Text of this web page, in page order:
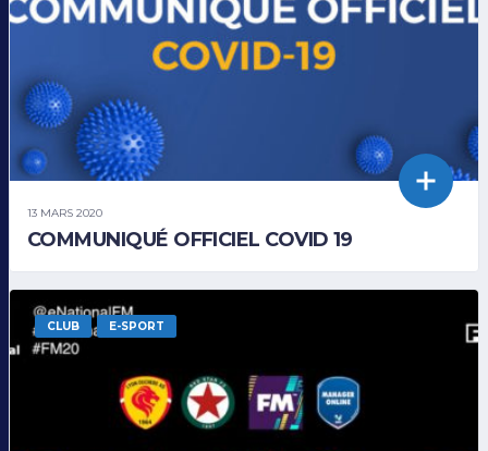
13 MARS 2020
COMMUNIQUÉ OFFICIEL COVID 19
CLUB E-SPORT